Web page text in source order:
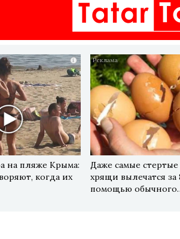
i
на пляже Крыма:
когда их
Даже самые стертые
хрящи вылечатся за
помощью